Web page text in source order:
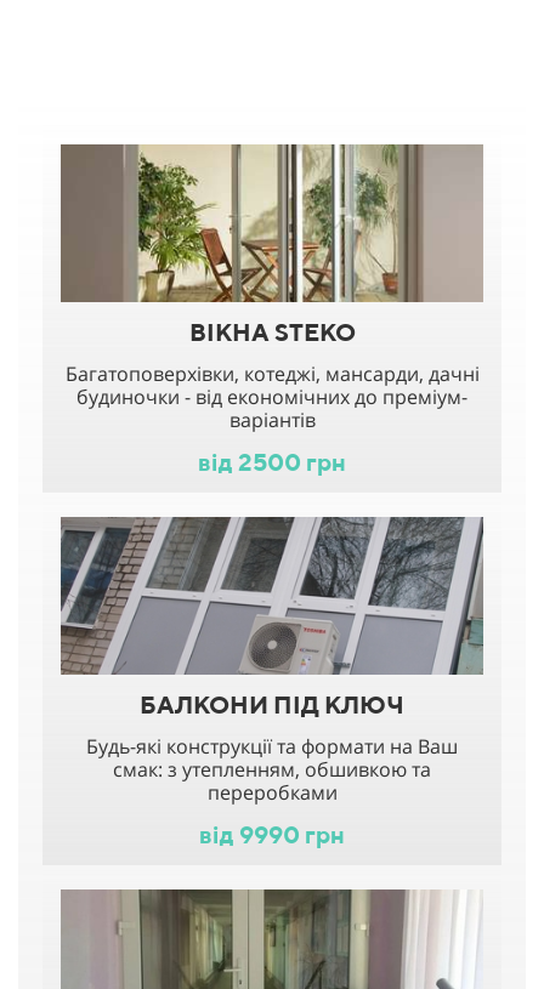
ВІКНА STEKO
Багатоповерхівки, котеджі, мансарди, дачні
будиночки - від економічних до преміум-
варіантів
від 2500 грн
БАЛКОНИ ПІД КЛЮЧ
Будь-які конструкції та формати на Ваш
смак: з утепленням, обшивкою та
переробками
від 9990 грн